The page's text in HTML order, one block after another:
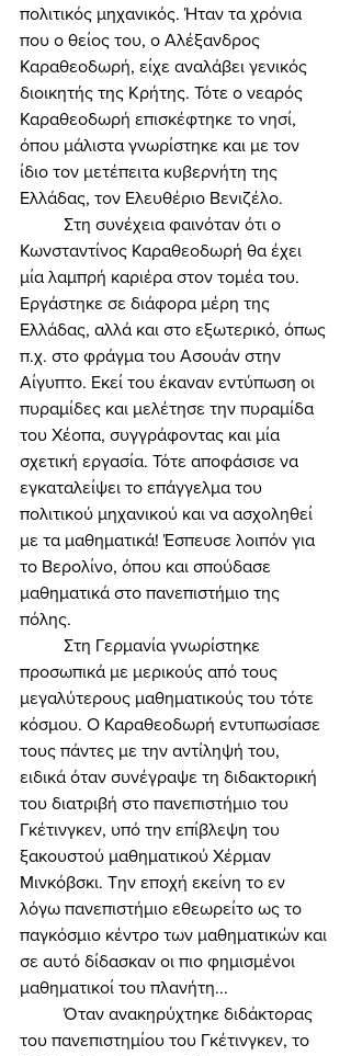
πολιτικός μηχανικός. Ήταν τα χρόνια
που ο θείος του, ο Αλέξανδρος
Καραθεοδωρή, είχε αναλάβει γενικός
διοικητής της Κρήτης. Τότε ο νεαρός
Καραθεοδωρή επισκέφτηκε το νησί,
όπου μάλιστα γνωρίστηκε και με τον
ίδιο τον μετέπειτα κυβερνήτη της
Ελλάδας, τον Ελευθέριο Βενιζέλο.
Κωνσταντίνος Καραθεοδωρή θα έχει
μία λαμπρή καριέρα στον τομέα του.
Εργάστηκε σε διάφορα μέρη της
Ελλάδας, αλλά και στο εξωτερικό, όπως
π.χ. στο φράγμα του Ασουάν στην
Αίγυπτο. Εκεί του έκαναν εντύπωση οι
πυραμίδες και μελέτησε την πυραμίδα
του Χέοπα, συγγράφοντας και μία
σχετική εργασία. Τότε αποφάσισε να
εγκαταλείψει το επάγγελμα του
πολιτικού μηχανικού και να ασχοληθεί
με τα μαθηματικά! Έσπευσε λοιπόν για
το Βερολίνο, όπου και σπούδασε
μαθηματικά στο πανεπιστήμιο της
πόλης.
προσωπικά με μερικούς από τους
μεγαλύτερους μαθηματικούς του τότε
κόσμου. Ο Καραθεοδωρή εντυπωσίασε
τους πάντες με την αντίληψή του,
ειδικά όταν συνέγραψε τη διδακτορική
του διατριβή στο πανεπιστήμιο του
Γκέτινγκεν, υπό την επίβλεψη του
ξακουστού μαθηματικού Χέρμαν
Μινκόβσκι. Την εποχή εκείνη το εν
λόγω πανεπιστήμιο εθεωρείτο ως το
παγκόσμιο κέντρο των μαθηματικών και
σε αυτό δίδασκαν οι πιο φημισμένοι
μαθηματικοί του πλανήτη...
του πανεπιστημίου του Γκέτινγκεν, το